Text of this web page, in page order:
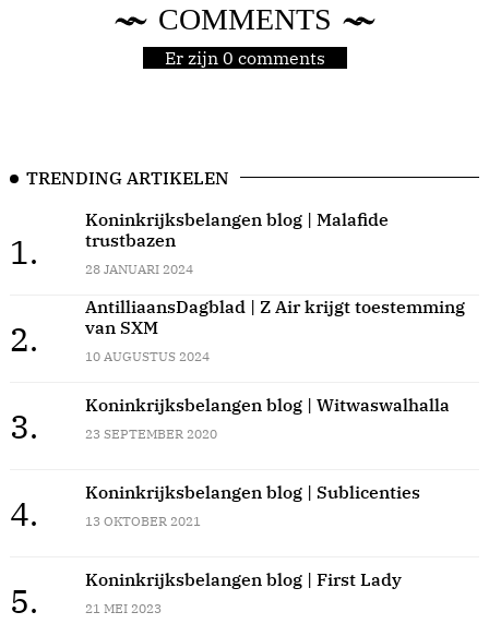
COMMENTS
Er zijn 0 comments
TRENDING ARTIKELEN
1.
Koninkrijksbelangen blog | Malafide
trustbazen
28 JANUARI 2024
2.
AntilliaansDagblad | Z Air krijgt toestemming
van SXM
10 AUGUSTUS 2024
3.
Koninkrijksbelangen blog | Witwaswalhalla
23 SEPTEMBER 2020
4.
Koninkrijksbelangen blog | Sublicenties
13 OKTOBER 2021
5.
Koninkrijksbelangen blog | First Lady
21 MEI 2023